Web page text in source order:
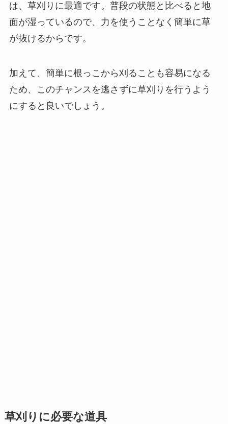
は、草刈りに最適です。普段の状態と比べると地
面が湿っているので、力を使うことなく簡単に草
が抜けるからです。
加えて、簡単に根っこから刈ることも容易になる
ため、このチャンスを逃さずに草刈りを行うよう
にすると良いでしょう。
草刈りに必要な道具